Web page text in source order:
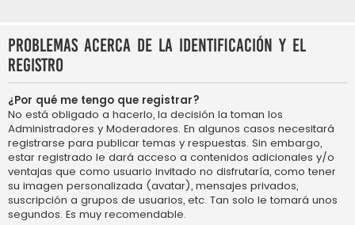
Problemas acerca de la identificación y el
registro
¿Por qué me tengo que registrar?
No está obligado a hacerlo, la decisión la toman los
Administradores y Moderadores. En algunos casos necesitará
registrarse para publicar temas y respuestas. Sin embargo,
estar registrado le dará acceso a contenidos adicionales y/o
ventajas que como usuario invitado no disfrutaría, como tener
su imagen personalizada (avatar), mensajes privados,
suscripción a grupos de usuarios, etc. Tan solo le tomará unos
segundos. Es muy recomendable.